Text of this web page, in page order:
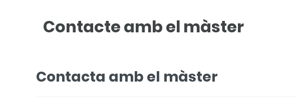
Contacte amb el màster
Contacta amb el màster